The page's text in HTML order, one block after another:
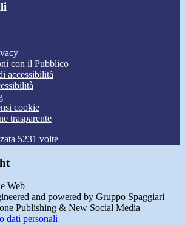
con il Pubblico
accessibilità
cookie
trasparente
5231 volte
and powered by Gruppo Spaggiari
Publishing & New Social Media
dati personali